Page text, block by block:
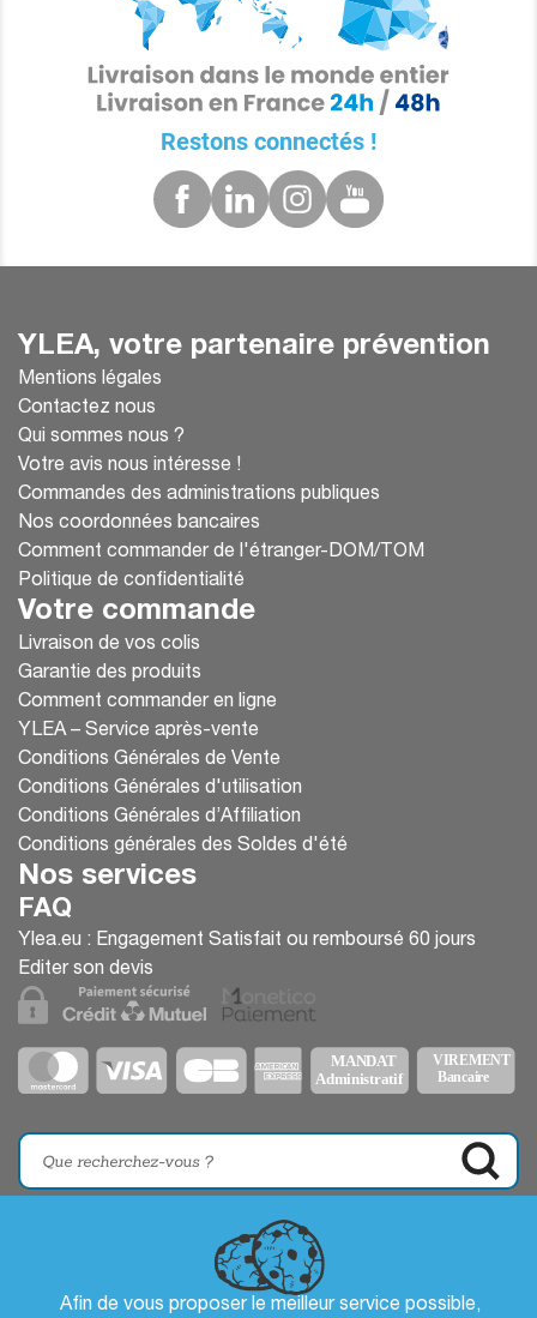
Afin de vous proposer le meilleur service possible,
Restons connectés !
YLEA, votre partenaire prévention
Mentions légales
Contactez nous
Qui sommes nous ?
Votre avis nous intéresse !
Commandes des administrations publiques
Nos coordonnées bancaires
Comment commander de l'étranger-DOM/TOM
Politique de confidentialité
Votre commande
Livraison de vos colis
Garantie des produits
Comment commander en ligne
YLEA – Service après-vente
Conditions Générales de Vente
Conditions Générales d'utilisation
Conditions Générales d’Affiliation
Conditions générales des Soldes d'été
Nos services
FAQ
Ylea.eu : Engagement Satisfait ou remboursé 60 jours
Editer son devis